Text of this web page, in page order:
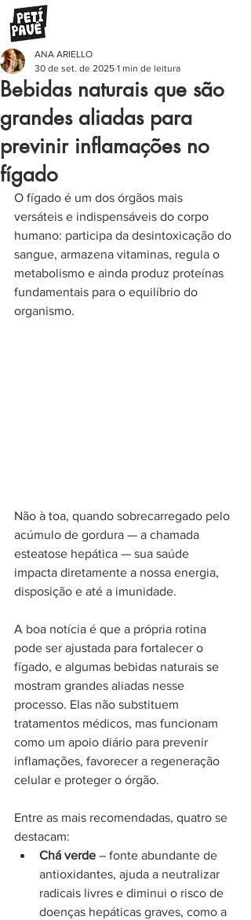
Bebidas naturais que são
grandes aliadas para
previnir inflamações no
fígado
ANA ARIELLO
30 de set. de 2025 1 min de leitura
O fígado é um dos órgãos mais
versáteis e indispensáveis do corpo
humano: participa da desintoxicação do
sangue, armazena vitaminas, regula o
metabolismo e ainda produz proteínas
fundamentais para o equilíbrio do
organismo.
Não à toa, quando sobrecarregado pelo
acúmulo de gordura — a chamada
esteatose hepática — sua saúde
impacta diretamente a nossa energia,
disposição e até a imunidade.
A boa notícia é que a própria rotina
pode ser ajustada para fortalecer o
fígado, e algumas bebidas naturais se
mostram grandes aliadas nesse
processo. Elas não substituem
tratamentos médicos, mas funcionam
como um apoio diário para prevenir
inflamações, favorecer a regeneração
celular e proteger o órgão.
Entre as mais recomendadas, quatro se
destacam:
Chá verde – fonte abundante de
antioxidantes, ajuda a neutralizar
radicais livres e diminui o risco de
doenças hepáticas graves, como a